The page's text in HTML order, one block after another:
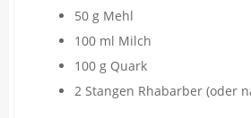
50 g Mehl
100 ml Milch
100 g Quark
2 Stangen Rhabarber (oder